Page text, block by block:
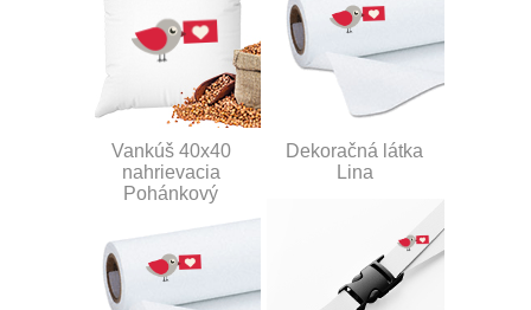
Vankúš 40x40
nahrievacia
Pohánkový
Dekoračná látka
Lina